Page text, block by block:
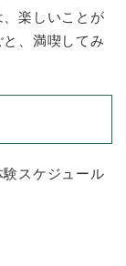
楽しいことが
、満喫してみ
スケジュール